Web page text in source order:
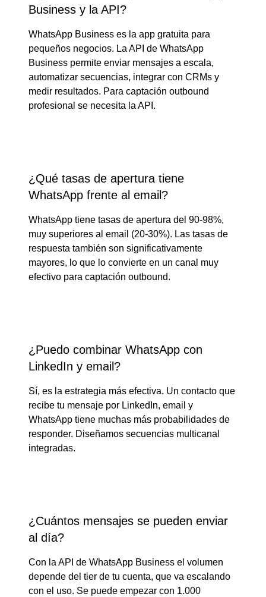
Business y la API?
WhatsApp Business es la app gratuita para
pequeños negocios. La API de WhatsApp
Business permite enviar mensajes a escala,
automatizar secuencias, integrar con CRMs y
medir resultados. Para captación outbound
profesional se necesita la API.
¿Qué tasas de apertura tiene
WhatsApp frente al email?
WhatsApp tiene tasas de apertura del 90-98%,
muy superiores al email (20-30%). Las tasas de
respuesta también son significativamente
mayores, lo que lo convierte en un canal muy
efectivo para captación outbound.
¿Puedo combinar WhatsApp con
LinkedIn y email?
Sí, es la estrategia más efectiva. Un contacto que
recibe tu mensaje por LinkedIn, email y
WhatsApp tiene muchas más probabilidades de
responder. Diseñamos secuencias multicanal
integradas.
¿Cuántos mensajes se pueden enviar
al día?
Con la API de WhatsApp Business el volumen
depende del tier de tu cuenta, que va escalando
con el uso. Se puede empezar con 1.000